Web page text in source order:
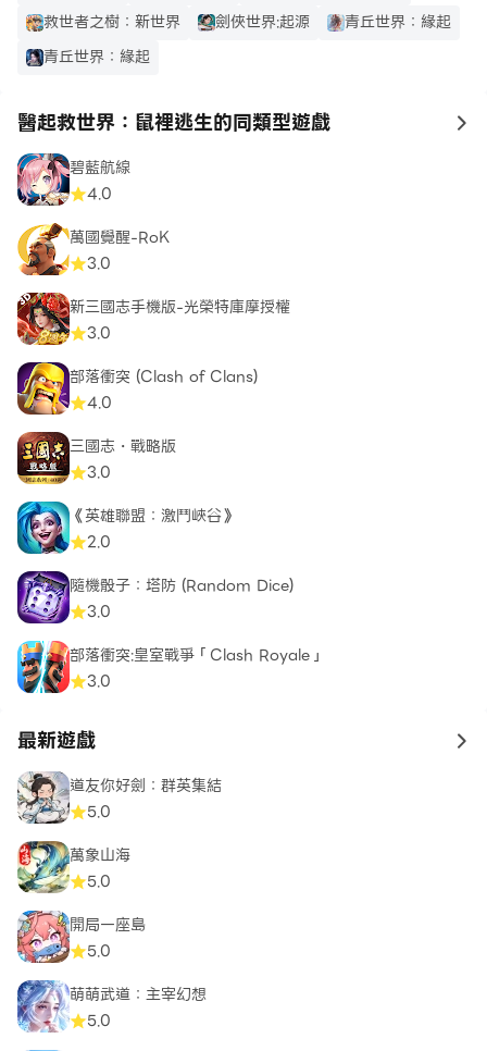
救世者之樹：新世界
劍俠世界:起源
青丘世界：緣起
青丘世界：緣起
醫起救世界：鼠裡逃生的同類型遊戲 to
碧藍航線
4.0
萬國覺醒-RoK
3.0
新三國志手機版-光榮特庫摩授權
3.0
部落衝突 (Clash of Clans)
4.0
三國志・戰略版
3.0
《英雄聯盟：激鬥峽谷》
2.0
隨機骰子：塔防 (Random Dice)
3.0
部落衝突:皇室戰爭「Clash Royale」
3.0
最新遊戲 to
道友你好劍：群英集結
5.0
萬象山海
5.0
開局一座島
5.0
萌萌武道：主宰幻想
5.0